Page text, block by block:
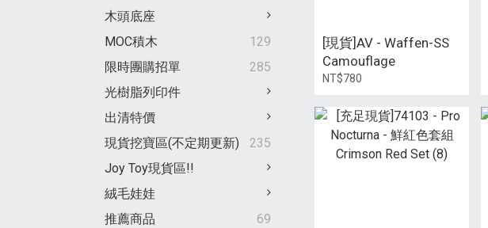
木頭底座
MOC積木
129
限時團購招單
285
光樹脂列印件
出清特價
現貨挖寶區(不定期更新)
235
Joy Toy現貨區!!
絨毛娃娃
推薦商品
69
[現貨]AV - Waffen-SS
Camouflage
NT$780